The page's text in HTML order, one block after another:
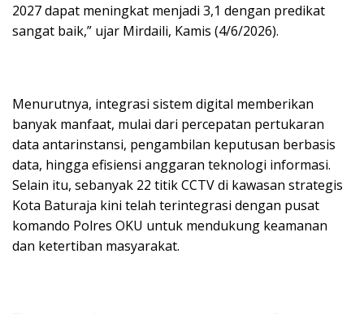
2027 dapat meningkat menjadi 3,1 dengan predikat
sangat baik,” ujar Mirdaili, Kamis (4/6/2026).
Menurutnya, integrasi sistem digital memberikan
banyak manfaat, mulai dari percepatan pertukaran
data antarinstansi, pengambilan keputusan berbasis
data, hingga efisiensi anggaran teknologi informasi.
Selain itu, sebanyak 22 titik CCTV di kawasan strategis
Kota Baturaja kini telah terintegrasi dengan pusat
komando Polres OKU untuk mendukung keamanan
dan ketertiban masyarakat.